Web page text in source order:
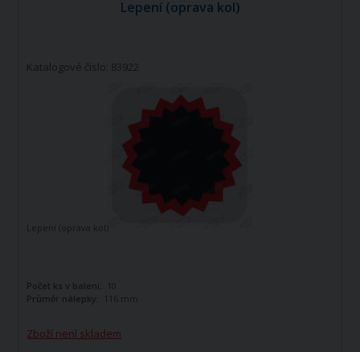
Lepení (oprava kol)
Katalogové číslo: 83922
Zboží není skladem
Lepení (oprava kol)
Počet ks v balení:
10
Průměr nálepky:
116 mm